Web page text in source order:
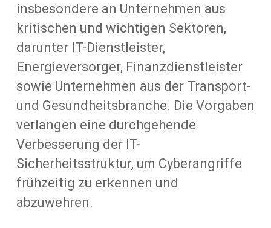
insbesondere an Unternehmen aus
kritischen und wichtigen Sektoren,
darunter IT-Dienstleister,
Energieversorger, Finanzdienstleister
sowie Unternehmen aus der Transport-
und Gesundheitsbranche. Die Vorgaben
verlangen eine durchgehende
Verbesserung der IT-
Sicherheitsstruktur, um Cyberangriffe
frühzeitig zu erkennen und
abzuwehren.